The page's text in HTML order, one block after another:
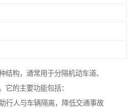
结构，通常用于分隔机动车道、
它的主要功能包括：
行人与车辆隔离，降低交通事故